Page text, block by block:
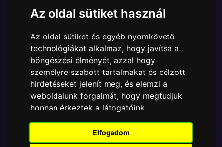
Az oldal sütiket használ
Az oldal sütiket és egyéb nyomkövető
technológiákat alkalmaz, hogy javítsa a
böngészési élményét, azzal hogy
személyre szabott tartalmakat és célzott
hirdetéseket jelenít meg, és elemzi a
weboldalunk forgalmát, hogy megtudjuk
honnan érkeztek a látogatóink.
Elfogadom
A Funko POP - Marvel egyik népszerű terméke a
karakter, amely ablakos csomagolásban azaz - POP
In a Box - várja új gazdáját.
TOVÁBB A VÁSÁRLÁSRA
Tetszik? Osszd meg másokkal!